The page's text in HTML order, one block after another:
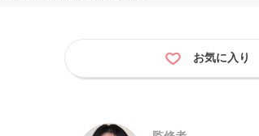
お気に入り